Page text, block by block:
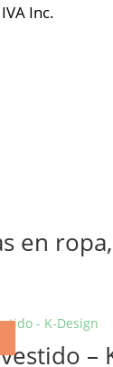
IVA Inc.
en
–